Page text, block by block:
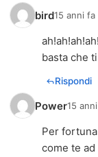
bird15 anni fa
basta che
Rispondi
Power15
Per
come te